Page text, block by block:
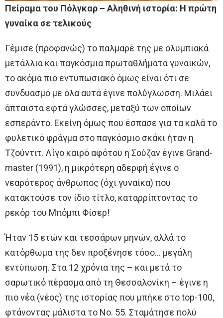
Πείραμα του Πόλγκαρ – Αληθινή ιστορία: Η πρώτη
γυναίκα σε τελικούς
Γέμισε (προφανώς) το παλμαρέ της με ολυμπιακά
μετάλλια και παγκόσμια πρωταθλήματα γυναικών,
το ακόμα πιο εντυπωσιακό όμως είναι ότι σε
συνδυασμό με όλα αυτά έγινε πολύγλωσση. Μιλάει
άπταιστα εφτά γλώσσες, μεταξύ των οποίων
εσπεράντο. Εκείνη όμως που έσπασε για τα καλά το
φυλετικό φράγμα στο παγκόσμιο σκάκι ήταν η
Τζούντιτ. Λίγο καιρό αφότου η Σούζαν έγινε Grand-
master (1991), η μικρότερη αδερφή έγινε ο
νεαρότερος άνθρωπος (όχι γυναίκα) που
κατακτούσε τον ίδιο τίτλο, καταρρίπτοντας το
ρεκόρ του Μπόμπι Φίσερ!
Ήταν 15 ετών και τεσσάρων μηνών, αλλά το
κατόρθωμα της δεν προξένησε τόσο… μεγάλη
εντύπωση. Στα 12 χρόνια της – και μετά το
σαρωτικό πέρασμα από τη Θεσσαλονίκη – έγινε η
πιο νέα (νέος) της ιστορίας που μπήκε στο top-100,
φτάνοντας μάλιστα το Νο. 55. Σταμάτησε πολύ